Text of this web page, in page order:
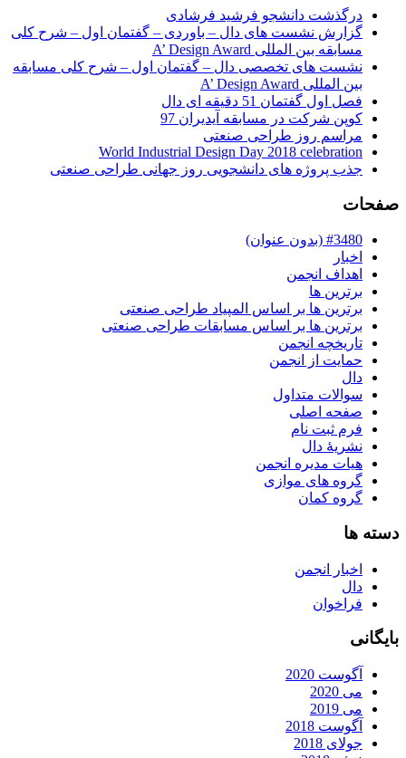
درگذشت دانشجو فرشید فرشادی
گزارش نشست های دال – باوردی – گفتمان اول – شرح کلی
مسابقه بین المللی A’ Design Award
نشست های تخصصی دال – گفتمان اول – شرح کلی مسابقه
بین المللی A’ Design Award
فصل اول گفتمان 51 دقیقه ای دال
کوپن شرکت در مسابقه آیدیران 97
مراسم روز طراحی صنعتی
World Industrial Design Day 2018 celebration
جذب پروژه های دانشجویی روز جهانی طراحی صنعتی
صفحات
#3480 (بدون عنوان)
اخبار
اهداف انجمن
برترین ها
برترین ها بر اساس المپیاد طراحی صنعتی
برترین ها بر اساس مسابقات طراحی صنعتی
تاریخچه انجمن
حمایت از انجمن
دال
سوالات متداول
صفحه اصلی
فرم ثبت نام
نشریۀ دال
هیات مدیره انجمن
گروه های موازی
گروه کمان
دسته ها
اخبار انجمن
دال
فراخوان
بایگانی
آگوست 2020
می 2020
می 2019
آگوست 2018
جولای 2018